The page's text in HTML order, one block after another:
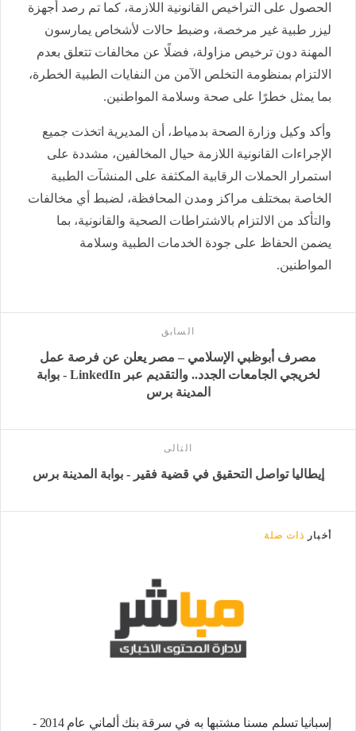
الحصول على التراخيص القانونية اللازمة، كما تم رصد أجهزة
ليزر طبية غير مرخصة، وضبط حالات لأشخاص يمارسون
المهنة دون ترخيص مزاولة، فضلًا عن مخالفات تتعلق بعدم
الالتزام بمنظومة التخلص الآمن من النفايات الطبية الخطرة،
بما يمثل خطرًا على صحة وسلامة المواطنين.
وأكد وكيل وزارة الصحة بدمياط، أن المديرية اتخذت جميع
الإجراءات القانونية اللازمة حيال المخالفين، مشددة على
استمرار الحملات الرقابية المكثفة على المنشآت الطبية
الخاصة بمختلف مراكز ومدن المحافظة، لضبط أي مخالفات
والتأكد من الالتزام بالاشتراطات الصحية والقانونية، بما
يضمن الحفاظ على جودة الخدمات الطبية وسلامة
المواطنين.
السابق
مصرف أبوظبي الإسلامي – مصر يعلن عن فرصة عمل
لخريجي الجامعات الجدد.. والتقديم عبر LinkedIn - بوابة
المدينة برس
التالى
إيطاليا تواصل التحقيق في قضية فقير - بوابة المدينة برس
أخبار ذات صلة
إسبانيا تسلم مسنا مشتبها به في سرقة بنك ألماني عام 2014 -